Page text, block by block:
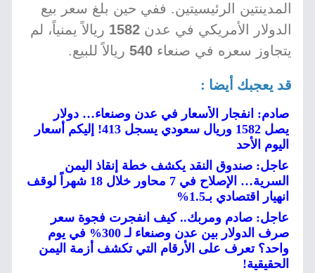
المدينتين الرئيسيتين. ففي حين بلغ سعر بيع
الدولار الأمريكي في عدن 1582 ريالاً يمنياً، لم
يتجاوز سعره في صنعاء 540 ريالاً للبيع.
قد يعجبك أيضا :
صادم: انفجار الأسعار في عدن وصنعاء… دولار
يصل 1582 وريال سعودي يسجل 413! إليكم أسعار
اليوم الأحد
عاجل: صندوق النقد يكشف خطة إنقاذ اليمن
السرية… الإصلاح في 7 محاور خلال 18 شهراً لوقف
انهيار اقتصادي بـ1.5%
عاجل: صادم ومربك.. كيف انفجرت فجوة سعر
صرف الدولار بين عدن وصنعاء لـ 300% في يوم
واحد؟ تعرف على الأرقام التي تكشف أزمة اليمن
الحقيقية!